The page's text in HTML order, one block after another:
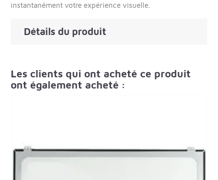
instantanément votre expérience visuelle.
Détails du produit
Les clients qui ont acheté ce produit
ont également acheté :